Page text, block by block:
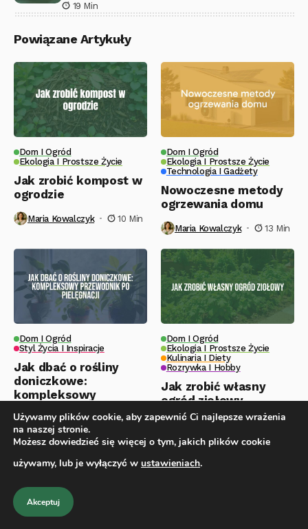
19 Min
Powiązane Artykuły
Dom I Ogród
Ekologia I Prostsze Życie
Jak zrobić kompost w
ogrodzie
Maria Kowalczyk 10 Min
Dom I Ogród
Ekologia I Prostsze Życie
Technologia I Gadżety
Nowoczesne metody
ogrzewania domu
Maria Kowalczyk 13 Min
Dom I Ogród
Styl Życia I Inspiracje
Jak dbać o rośliny
doniczkowe:
kompleksowy
pielęgnacji
Maria Kowalczyk 13 Min
Dom I Ogród
Ekologia I Prostsze Życie
Kulinaria I Diety
Rozrywka I Hobby
Jak zrobić własny
ogród ziołowy
Maria Kowalczyk
Używamy plików cookie, aby zapewnić Ci najlepsze wrażenia
na naszej stronie.
Możesz dowiedzieć się więcej o tym, jakich plików cookie
używamy, lub je wyłączyć w ustawieniach.
Akceptuj